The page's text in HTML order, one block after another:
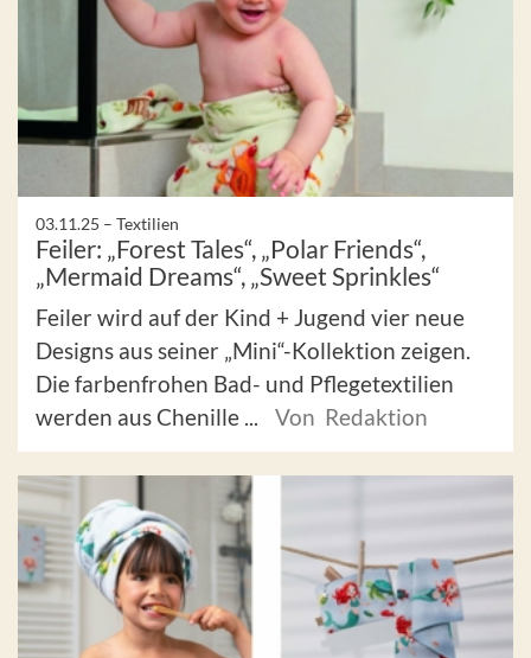
03.11.25 – Textilien
Feiler: „Forest Tales“, „Polar Friends“,
„Mermaid Dreams“, „Sweet Sprinkles“
Feiler wird auf der Kind + Jugend vier neue
Designs aus seiner „Mini“-Kollektion zeigen.
Die farbenfrohen Bad- und Pflegetextilien
werden aus Chenille ...
Von Redaktion